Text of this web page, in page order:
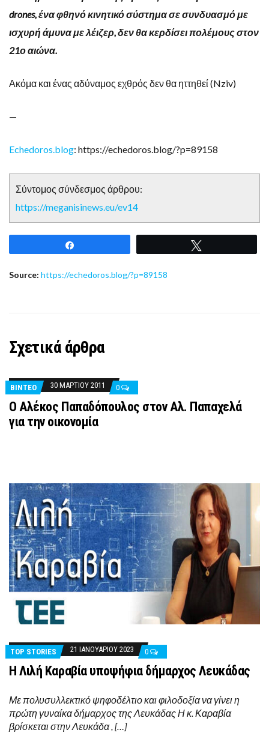
drones, ένα φθηνό κινητικό σύστημα σε συνδυασμό με
ισχυρή άμυνα με λέιζερ, δεν θα κερδίσει πολέμους στον
21ο αιώνα.
Ακόμα και ένας αδύναμος εχθρός δεν θα ηττηθεί (Nziv)
—
Echedoros.blog: https://echedoros.blog/?p=89158
Σύντομος σύνδεσμος άρθρου:
https://meganisinews.eu/ev14
Source: https://echedoros.blog/?p=89158
Σχετικά άρθρα
ΒΊΝΤΕΟ 30 ΜΑΡΤΊΟΥ 2011 0
Ο Αλέκος Παπαδόπουλος στον Αλ. Παπαχελά
για την οικονομία
TOP STORIES 21 ΙΑΝΟΥΑΡΊΟΥ 2023 0
H Λιλή Καραβία υποψήφια δήμαρχος Λευκάδας
Με πολυσυλλεκτικό ψηφοδέλτιο και φιλοδοξία να γίνει η
πρώτη γυναίκα δήμαρχος της Λευκάδας Η κ. Καραβία
βρίσκεται στην Λευκάδα , […]